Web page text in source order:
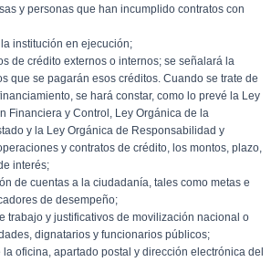
y personas que han incumplido contratos con
institución en ejecución;
de crédito externos o internos; se señalará la
que se pagarán esos créditos. Cuando se trate de
se hará constar, como lo prevé la Ley
Financiera y Control, Ley Orgánica de la
y la Ley Orgánica de Responsabilidad y
y contratos de crédito, los montos, plazo,
interés;
de cuentas a la ciudadanía, tales como metas e
de desempeño;
trabajo y justificativos de movilización nacional o
dignatarios y funcionarios públicos;
oficina, apartado postal y dirección electrónica del